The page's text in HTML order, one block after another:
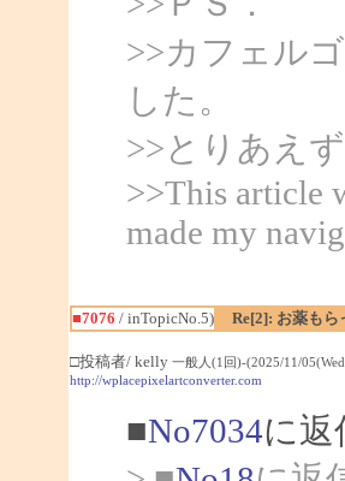
>>カフェル
した。
>>とりあえ
>>This article
made my
■7076 / inTopicNo.5) Re[2]: お薬もら
□投稿者/ kelly 一般人(1回)-(2025/11/
http://wplacepixelartconverter.com
■No7034に返